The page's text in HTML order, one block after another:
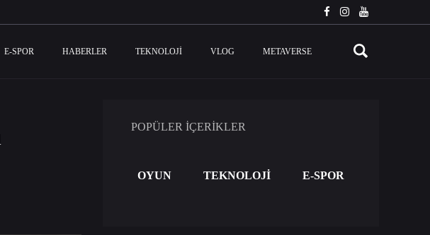
E-SPOR HABERLER TEKNOLOJI VLOG METAVERSE
POPÜLER İÇERİKLER
OYUN TEKNOLOJİ E-SPOR